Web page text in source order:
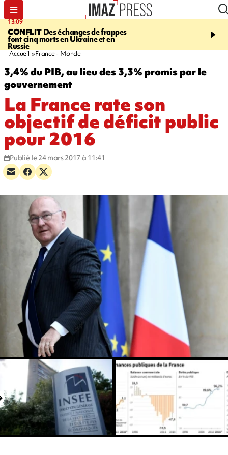
13:09
CONFLIT Des échanges de frappes
font cinq morts en Ukraine et en
Russie
17:14
Quatre
européennes pour les
Accueil France - Monde
3,4% du PIB, au lieu des 3,3% promis par le
gouvernement
La France rate son
objectif de déficit public
pour 2016
Publié le 24 mars 2017 à 11:41